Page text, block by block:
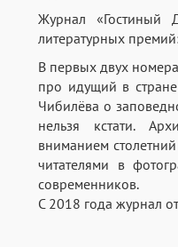
Журнал «Гостиный
литературных
В первых двух
про идущий в стране
Чибилёва о
нельзя кстати.
вниманием
читателями в
современников.
С 2018 года журнал